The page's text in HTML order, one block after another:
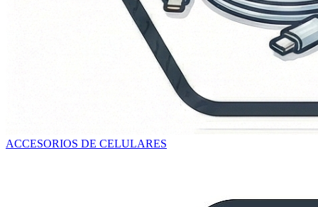
ACCESORIOS DE CELULARES